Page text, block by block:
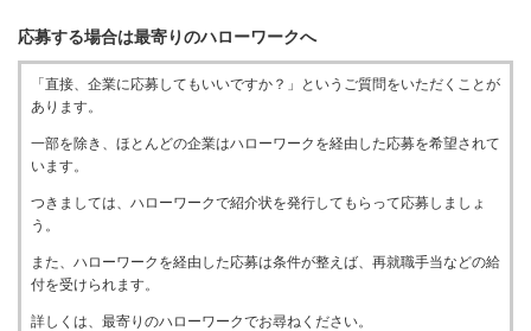
応募する場合は最寄りのハローワークへ
「直接、企業に応募してもいいですか？」というご質問をいただくことが
あります。
一部を除き、ほとんどの企業はハローワークを経由した応募を希望されて
います。
つきましては、ハローワークで紹介状を発行してもらって応募しましょ
う。
また、ハローワークを経由した応募は条件が整えば、再就職手当などの給
付を受けられます。
詳しくは、最寄りのハローワークでお尋ねください。